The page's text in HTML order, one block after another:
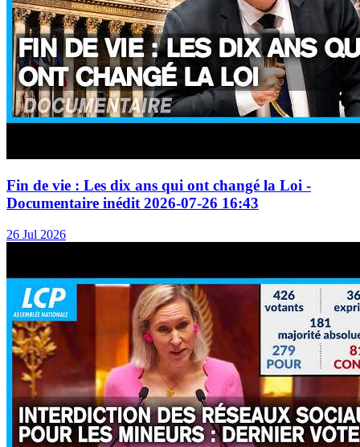
Fin de vie : Les dix ans qui ont changé la Loi -
Documentaire inédit 2026-07-26 16:43
26 Jul 2026